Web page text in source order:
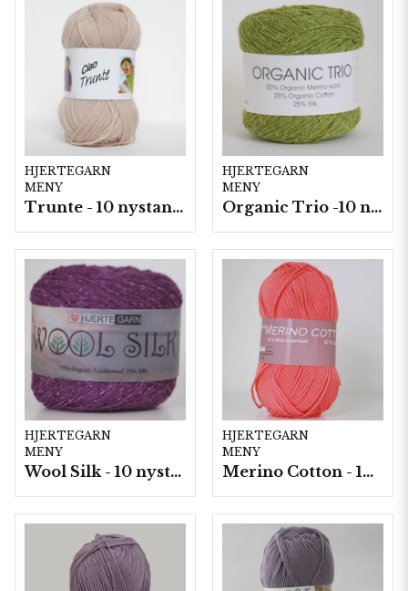
HJERTEGARN
MENY
Trunte - 10 nystan a50g./fp.
HJERTEGARN
MENY
Organic Trio -10 nystan a50g./fp.
HJERTEGARN
MENY
Wool Silk - 10 nystan á 50g./fp.
HJERTEGARN
MENY
Merino Cotton - 10 nystan a50g./fp.